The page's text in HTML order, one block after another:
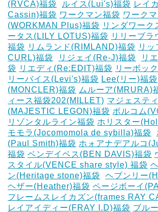
(RVCA)福袋
ルイス(Lui's)福袋 レイ
Cassin)福袋 ワークマン福袋 ワーク
(WORKMAN Plus)福袋 リンダワーク
ータス(LILY LOTUS)福袋 リリーブ
福袋 リムランド(RIMLAND)福袋 リ
CURL)福袋
リジェイ(Re-J)福袋
リ
袋 リエディ(Re:EDIT)福袋 リーボッ
リーバイス(Levi's)福袋 Lee(リー)福袋
(MONCLER)福袋 ムルーア(MRURA)
ィース福袋202(MILLET) マジェステ
(MAJESTIC LEGON)福袋 ボルコム
リゾンタルライン福袋 ホリスター
モモラ(Jocomomola de sybilla)福袋
(Paul Smith)福袋 ホォアナデアルコ
福袋 ベンデイベス(BEN DAVIS)福袋
スタイル(VENCE share style) 福袋
ン(Heritage stone)福袋
ヘブンリー
ヘザー(Heather)福袋 ページボーイ
フレームスレイカズン(frames RAY
レイアイディー(FRAY I.D)福袋 ブル